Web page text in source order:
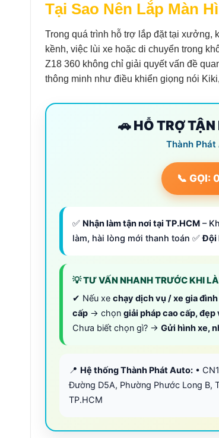
Tại Sao Nên Lắp Màn
Trong quá trình hỗ trợ lắp đặt tại xưởng,
kềnh, việc lùi xe hoặc di chuyển trong
Z18 360 không chỉ giải quyết vấn đề
thông minh như điều khiển giọng nói
🚗 HỖ TRỢ
Thành Phát
📞 GỌI:
✅ Nhận làm tận nơi tại TP.HCM –
làm, hài lòng mới thanh toán ✅Đội
💡 TƯ VẤN NHANH TRƯỚC KHI
✔ Nếu xe chạy dịch vụ / xe gia đình
cấp → chọn giải pháp cao cấp,
Chưa biết chọn gì? → Gửi hình xe,
📍 Hệ thống Thành Phát Auto: •
Đường D5A, Phường Phước Long B,
TP.HCM